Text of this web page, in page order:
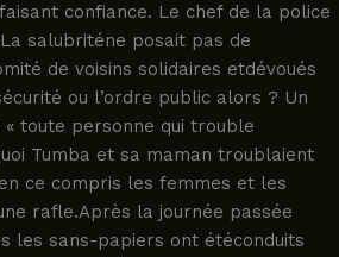
confiance. Le chef de la police
salubriténe posait pas de
de voisins solidaires etdévoués
ou l’ordre public alors ? Un
toute personne qui trouble
Tumba et sa maman troublaient
ce compris les femmes et les
rafle.Après la journée passée
les sans-papiers ont étéconduits